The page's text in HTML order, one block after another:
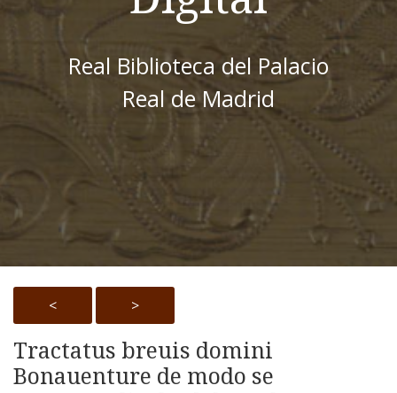
Real Biblioteca del Palacio
Real de Madrid
< >
Tractatus breuis domini
Bonauenture de modo se